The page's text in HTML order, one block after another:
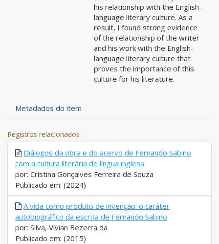
his relationship with the English-
language literary culture. As a
result, I found strong evidence
of the relationship of the writer
and his work with the English-
language literary culture that
proves the importance of this
culture for his literature.
Metadados do item
Registros relacionados
Diálogos da obra e do acervo de Fernando Sabino
com a cultura literária de língua inglesa
por: Cristina Gonçalves Ferreira de Souza
Publicado em: (2024)
A vida como produto de invenção: o caráter
autobiográfico da escrita de Fernando Sabino
por: Silva, Vivian Bezerra da
Publicado em: (2015)